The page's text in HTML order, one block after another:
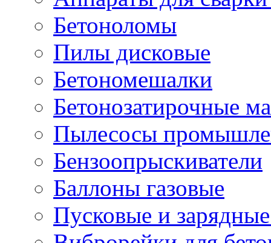
Бетоноломы
Пилы дисковые
Бетономешалки
Бетонозатирочные
Пылесосы
Бензоопрыскиватели
Баллоны газовые
Пусковые и